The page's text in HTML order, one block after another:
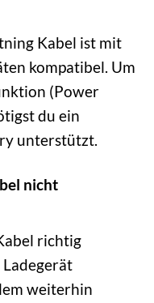
Kabel ist mit
kompatibel. Um
(Power
du ein
unterstützt.
nicht
richtig
Ladegerät
weiterhin